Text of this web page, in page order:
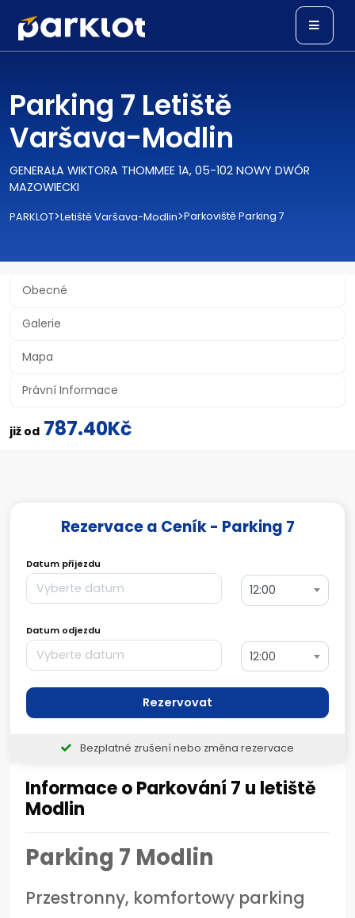
Parking 7 Letiště
Varšava-Modlin
GENERAŁA WIKTORA THOMMEE 1A, 05-102 NOWY DWÓR
MAZOWIECKI
PARKLOT>Letiště Varšava-Modlin>Parkoviště Parking 7
Obecné
Galerie
Mapa
Právní Informace
již od 787.40Kč
Informace o Parkování 7 u letiště
Modlin
Parking 7 Modlin
Przestronny, komfortowy parking
Rezervace a Ceník - Parking 7
Datum příjezdu
12:00
Datum odjezdu
12:00
Rezervovat
Bezplatné zrušení nebo změna rezervace